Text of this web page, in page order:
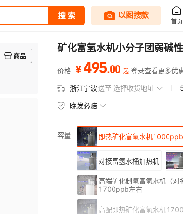
商品
矿化富氢水机小分子团弱碱
价格 ¥495.00 起 登录查看更多优
浙江宁波送至 选择收货地址
晚发必赔
容量 即热矿化富氢水机
对接富氢水桶加热机
高端矿化制氢富氢水机（对
1700ppb左右
高配即热矿化富氢水机